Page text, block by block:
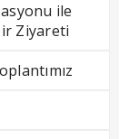
ile
Ziyareti